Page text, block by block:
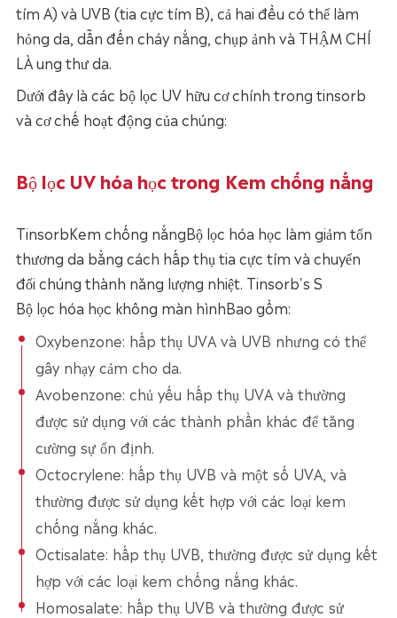
tím A) và UVB (tia cực tím B), cả hai đều có thể làm
hỏng da, dẫn đến cháy nắng, chụp ảnh và THẬM CHÍ
LÀ ung thư da.
Dưới đây là các bộ lọc UV hữu cơ chính trong tinsorb
và cơ chế hoạt động của chúng:
Bộ lọc UV hóa học trong Kem chống nắng
TinsorbKem chống nắngBộ lọc hóa học làm giảm tổn
thương da bằng cách hấp thụ tia cực tím và chuyển
đổi chúng thành năng lượng nhiệt. Tinsorb's S
Bộ lọc hóa học không màn hìnhBao gồm:
Oxybenzone: hấp thụ UVA và UVB nhưng có thể
gây nhạy cảm cho da.
Avobenzone: chủ yếu hấp thụ UVA và thường
được sử dụng với các thành phần khác để tăng
cường sự ổn định.
Octocrylene: hấp thụ UVB và một số UVA, và
thường được sử dụng kết hợp với các loại kem
chống nắng khác.
Octisalate: hấp thụ UVB, thường được sử dụng kết
hợp với các loại kem chống nắng khác.
Homosalate: hấp thụ UVB và thường được sử